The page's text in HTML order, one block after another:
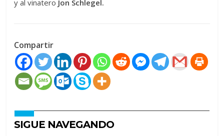
y al vinatero Jon Schlegel.
Compartir
SIGUE NAVEGANDO